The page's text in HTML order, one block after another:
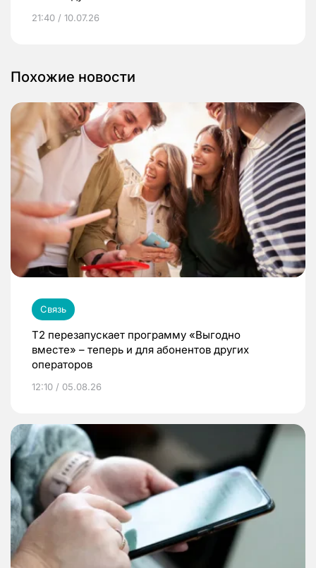
21:40 / 10.07.26
Похожие новости
Связь
Т2 перезапускает программу «Выгодно
вместе» – теперь и для абонентов других
операторов
12:10 / 05.08.26